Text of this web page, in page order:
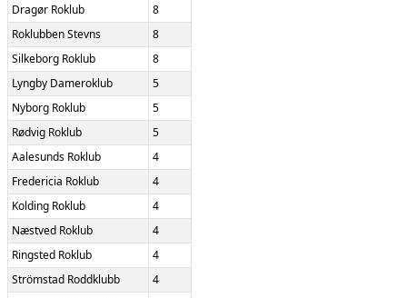
Dragør Roklub
8
Roklubben Stevns
8
Silkeborg Roklub
8
Lyngby Dameroklub
5
Nyborg Roklub
5
Rødvig Roklub
5
Aalesunds Roklub
4
Fredericia Roklub
4
Kolding Roklub
4
Næstved Roklub
4
Ringsted Roklub
4
Strömstad Roddklubb
4